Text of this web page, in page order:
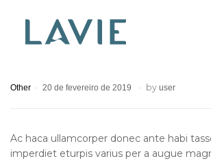
Other 20 de fevereiro de 2019 by user
Ac haca ullamcorper donec ante habi
imperdiet eturpis varius per a augue